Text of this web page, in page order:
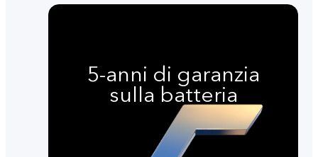
5-anni di garanzia
sulla batteria